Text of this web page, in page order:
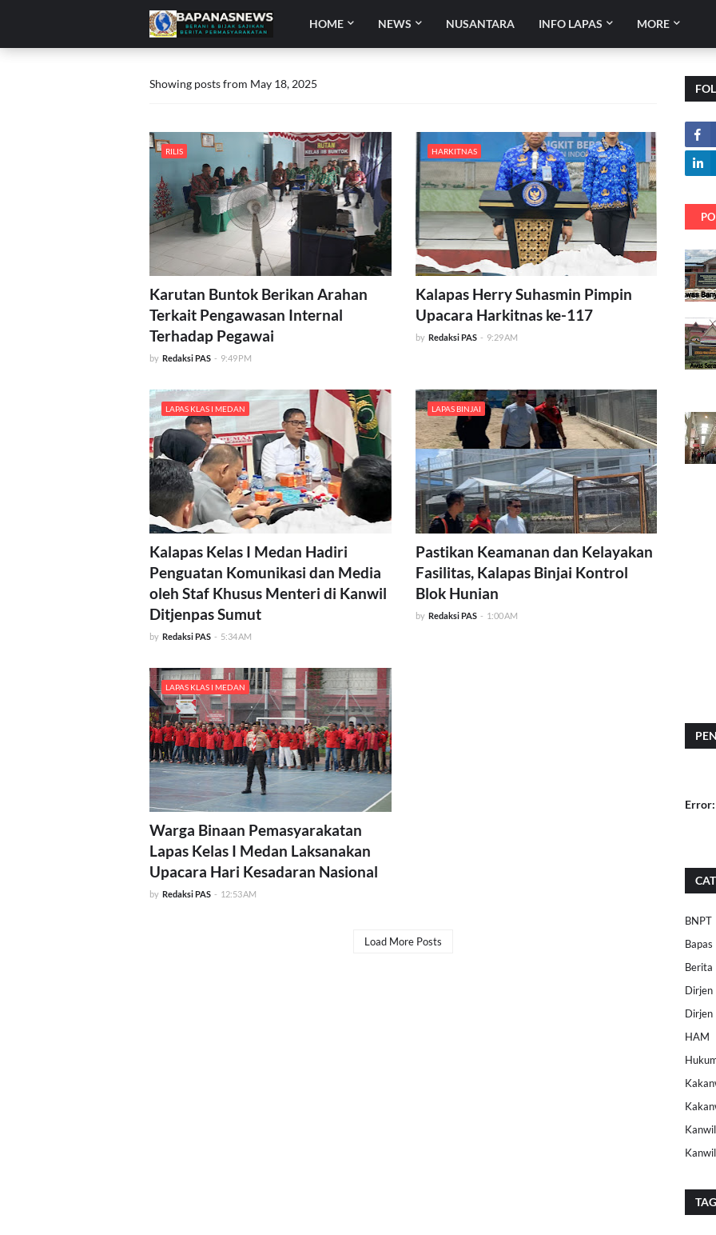
HOME NEWS NUSANTARA INFO LAPAS MORE
Showing posts from May 18, 2025
RILIS
Karutan Buntok Berikan Arahan
Terkait Pengawasan Internal
Terhadap Pegawai
by Redaksi PAS - 9:49 PM
HARKITNAS
Kalapas Herry Suhasmin Pimpin
Upacara Harkitnas ke-117
by Redaksi PAS - 9:29 AM
LAPAS KLAS I MEDAN
Kalapas Kelas I Medan Hadiri
Penguatan Komunikasi dan Media
oleh Staf Khusus Menteri di Kanwil
Ditjenpas Sumut
by Redaksi PAS - 5:34 AM
LAPAS BINJAI
Pastikan Keamanan dan Kelayakan
Fasilitas, Kalapas Binjai Kontrol
Blok Hunian
by Redaksi PAS - 1:00 AM
LAPAS KLAS I MEDAN
Warga Binaan Pemasyarakatan
Lapas Kelas I Medan Laksanakan
Upacara Hari Kesadaran Nasional
by Redaksi PAS - 12:53 AM
Load More Posts
Error:
BNPT
Bapas
Berita
Dirjen
Dirjen
HAM